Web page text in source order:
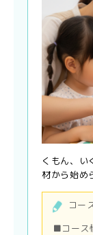
くもん、い
材から始め
コー
■コース